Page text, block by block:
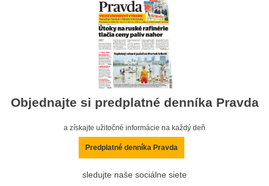
Objednajte si predplatné denníka Pravda
a získajte užitočné informácie na každý deň
Predplatné denníka Pravda
sledujte naše sociálne siete